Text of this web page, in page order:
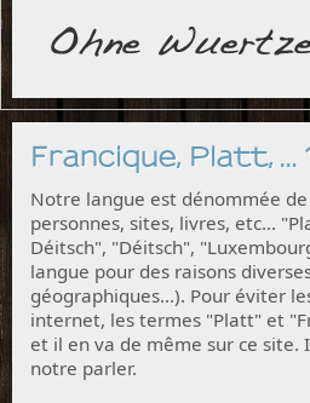
Francique, Platt, ...
Notre langue est dénommée
personnes, sites, livres, etc...
Déitsch", "Déitsch",
langue pour des raisons
géographiques...). Pour éviter
internet, les termes "Platt" et
et il en va de même sur ce site.
notre parler.